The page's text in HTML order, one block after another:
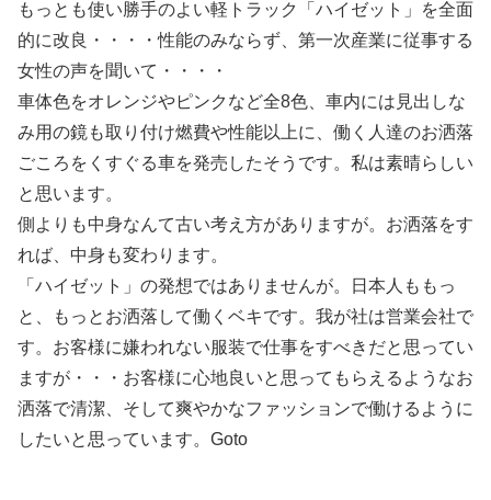
もっとも使い勝手のよい軽トラック「ハイゼット」を全面
的に改良・・・・性能のみならず、第一次産業に従事する
女性の声を聞いて・・・・
車体色をオレンジやピンクなど全8色、車内には見出しな
み用の鏡も取り付け燃費や性能以上に、働く人達のお洒落
ごころをくすぐる車を発売したそうです。私は素晴らしい
と思います。
側よりも中身なんて古い考え方がありますが。お洒落をす
れば、中身も変わります。
「ハイゼット」の発想ではありませんが。日本人ももっ
と、もっとお洒落して働くベキです。我が社は営業会社で
す。お客様に嫌われない服装で仕事をすべきだと思ってい
ますが・・・お客様に心地良いと思ってもらえるようなお
洒落で清潔、そして爽やかなファッションで働けるように
したいと思っています。Goto